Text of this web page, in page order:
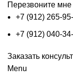
Перезвоните мне
+7 (912) 265-
+7 (912) 040-
Заказать
Menu